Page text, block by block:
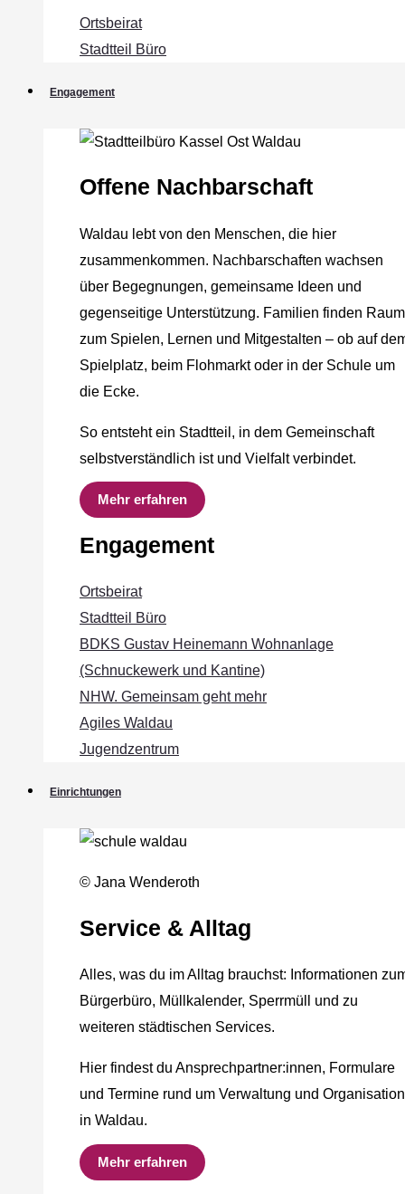
Ortsbeirat
Stadtteil Büro
Engagement
Offene Nachbarschaft
Waldau lebt von den Menschen, die hier
zusammenkommen. Nachbarschaften wachsen
über Begegnungen, gemeinsame Ideen und
gegenseitige Unterstützung. Familien finden Raum
zum Spielen, Lernen und Mitgestalten – ob auf
Spielplatz, beim Flohmarkt oder in der Schule um
die Ecke.
So entsteht ein Stadtteil, in dem Gemeinschaft
selbstverständlich ist und Vielfalt verbindet.
Mehr erfahren
Engagement
Ortsbeirat
Stadtteil Büro
BDKS Gustav Heinemann Wohnanlage
(Schnuckewerk und Kantine)
NHW. Gemeinsam geht mehr
Agiles Waldau
Jugendzentrum
Einrichtungen
© Jana Wenderoth
Service & Alltag
Alles, was du im Alltag brauchst: Informationen
Bürgerbüro, Müllkalender, Sperrmüll und zu
weiteren städtischen Services.
Hier findest du Ansprechpartner:innen, Formulare
und Termine rund um Verwaltung und Organisation
in Waldau.
Mehr erfahren